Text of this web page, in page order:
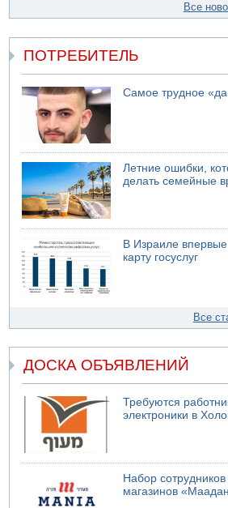
Все
ПОТРЕБИТЕЛЬ
Самое трудное
Летние ошибки,
делать семейные
В Израиле
карту госуслуг
Все
ДОСКА ОБЪЯВЛЕНИЙ
Требуются
электроники в
Набор
магазинов